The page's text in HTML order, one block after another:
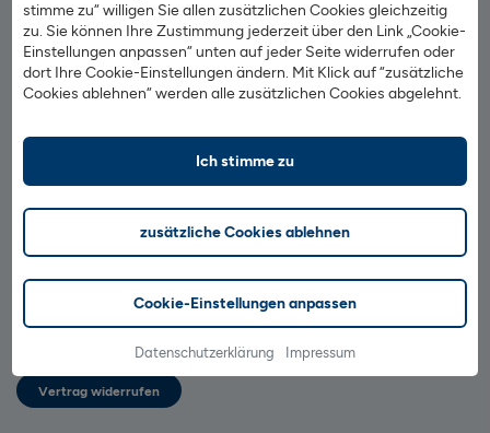
stimme zu“ willigen Sie allen zusätzlichen Cookies gleichzeitig
zu. Sie können Ihre Zustimmung jederzeit über den Link „Cookie-
Einstellungen anpassen“ unten auf jeder Seite widerrufen oder
dort Ihre Cookie-Einstellungen ändern. Mit Klick auf “zusätzliche
Cookies ablehnen“ werden alle zusätzlichen Cookies abgelehnt.
Ich stimme zu
zusätzliche Cookies ablehnen
Cookie-Einstellungen anpassen
Datenschutzerklärung Impressum
Bankverbindung / Kontakt
BIC: HELADEF1822
Barrierefreiheit
Datenschutz
Vertrag widerrufen